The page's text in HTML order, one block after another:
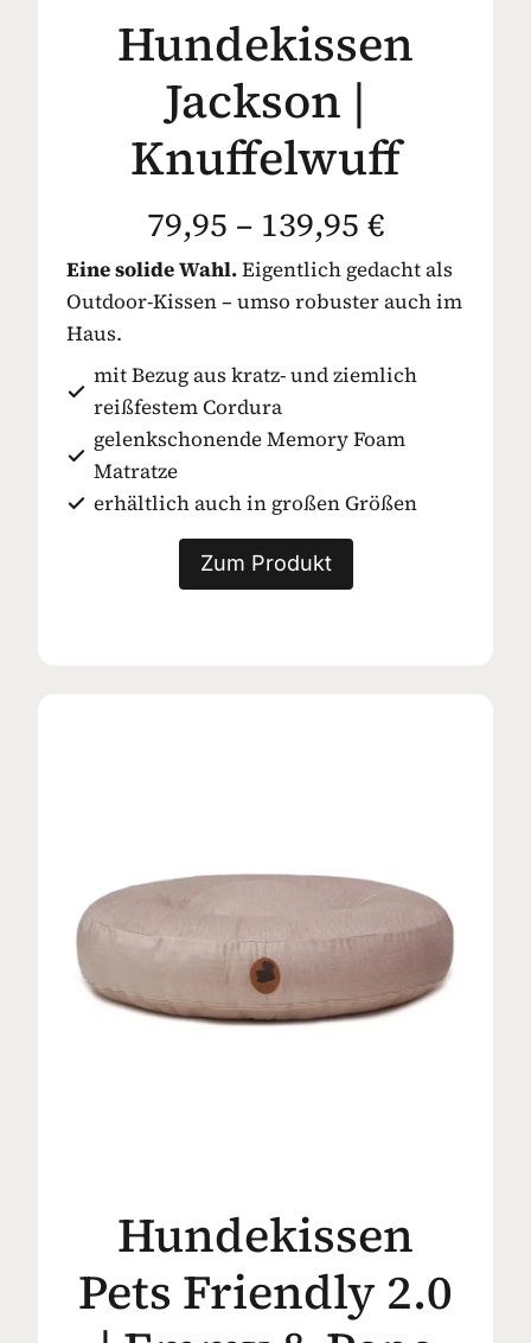
Hundekissen
Jackson |
Knuffelwuff
79,95 – 139,95 €
Eine solide Wahl.Eigentlich gedacht als
Outdoor-Kissen – umso robuster auch im
Haus.
mit Bezug aus kratz- und ziemlich
reißfestem Cordura
gelenkschonende Memory Foam
Matratze
erhältlich auch in großen Größen
Zum Produkt
Hundekissen
Pets Friendly 2.0